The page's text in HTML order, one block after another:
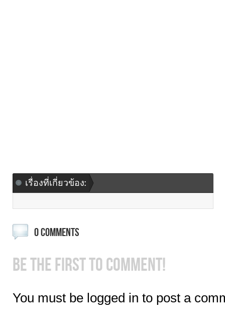
เรื่องที่เกี่ยวข้อง:
0 COMMENTS
BE THE FIRST TO COMMENT!
You must be logged in to post a